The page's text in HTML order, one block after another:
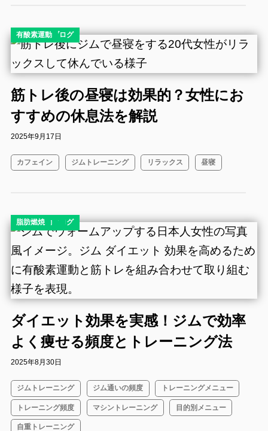
コラム
ダイエット
ダイエットブログ
有酸素運動
筋トレ後の昼寝は効果的？女性にお
すすめの休息法を解説
2025年9月17日
カフェイン ジムトレーニング リラックス 昼寝
コラム
ダイエット
ダイエットブログ
ボディメイク
有酸素運動
脂肪燃焼
ダイエット効果を実感！ジムで効率
よく痩せる頻度とトレーニング法
2025年8月30日
ジムトレーニング ジム通いの頻度 トレーニングメニュー
トレーニング頻度 マシントレーニング 目的別メニュー
自重トレーニング